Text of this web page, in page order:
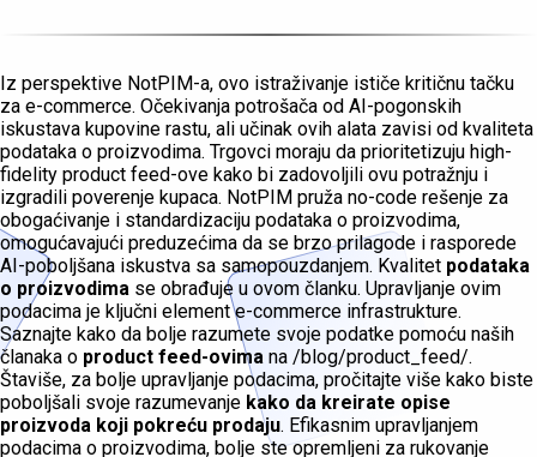
Iz perspektive NotPIM-a, ovo istraživanje ističe kritičnu tačku
za e-commerce. Očekivanja potrošača od AI-pogonskih
iskustava kupovine rastu, ali učinak ovih alata zavisi od kvaliteta
podataka o proizvodima. Trgovci moraju da prioritetizuju high-
fidelity product feed-ove kako bi zadovoljili ovu potražnju i
izgradili poverenje kupaca. NotPIM pruža no-code rešenje za
obogaćivanje i standardizaciju podataka o proizvodima,
omogućavajući preduzećima da se brzo prilagode i rasporede
AI-poboljšana iskustva sa samopouzdanjem. Kvalitet podataka
o proizvodima se obrađuje u ovom članku. Upravljanje ovim
podacima je ključni element e-commerce infrastrukture.
Saznajte kako da bolje razumete svoje podatke pomoću naših
članaka o product feed-ovima na /blog/product_feed/.
Štaviše, za bolje upravljanje podacima, pročitajte više kako biste
poboljšali svoje razumevanje kako da kreirate opise
proizvoda koji pokreću prodaju. Efikasnim upravljanjem
podacima o proizvodima, bolje ste opremljeni za rukovanje